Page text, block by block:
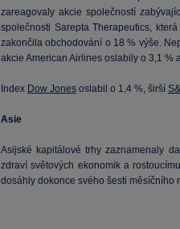
zareagovaly akcie společností
společnosti Sarepta Therapeutics,
zakončila obchodování o 18 % výše.
akcie American Airlines oslabily o 3,1 %
Index Dow Jones oslabil o 1,4 %, širší
Asie
Asijské kapitálové trhy zaznamenaly
zdraví světových ekonomik a
dosáhly dokonce svého šesti měsíčního